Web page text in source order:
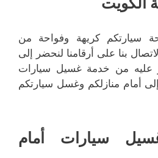
سيارتكم كريهة وفواحة من
بنا على أرقامنا لنحضر إلى
عليه من خدمة غسيل سيارات
أمام منازلكم وغسل سيارتكم
سيارات أمام